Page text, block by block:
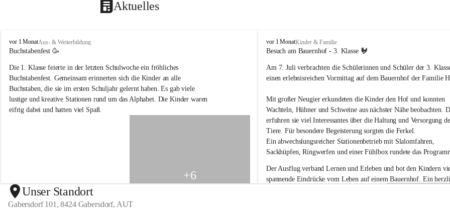
Aktuelles
V
o
k
s
s
c
h
u
s
d
o
vor 1 MonatAus- & Weiterbildung
Buchstabenfest 🥳
Die 1. Klasse feierte in der letzten Schulwoche ein fröhliches
Buchstabenfest. Gemeinsam erinnerten sich die Kinder an alle
Buchstaben, die sie im ersten Schuljahr gelernt haben. Es gab viele
lustige und kreative Stationen rund um das Alphabet. Die Kinder waren
eifrig dabei und hatten viel Spaß.
+6
V
o
k
s
c
h
u
l
e
G
a
e
r
s
vor 1 MonatKinder & Familie
Besuch am Bauernhof - 3. Klasse 🐓
Am 7. Juli verbrachten die Schülerinnen und Schüler der 3.
einen erlebnisreichen Vormittag auf dem Bauernhof der Familie
Mit großer Neugier erkundeten die Kinder den Hof und konnten
Wachteln, Hühner und Schweine aus nächster Nähe beobachten.
erfuhren sie viel Interessantes über die Haltung und Versorgung
Tiere. Für besondere Begeisterung sorgten die Ferkel.
Ein abwechslungsreicher Stationenbetrieb mit Slalomfahren,
Sackhüpfen, Ringwerfen und einer Fühlbox rundete das
Der Ausflug verband Lernen und Erleben und bot den Kindern
spannende Eindrücke vom Leben auf einem Bauernhof. Ein
Unser Standort
Gabersdorf 101, 8424 Gabersdorf, AUT